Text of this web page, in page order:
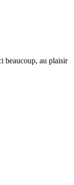
beaucoup, au plaisir